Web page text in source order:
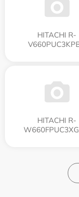
HITACHI R-
HITACHI R-